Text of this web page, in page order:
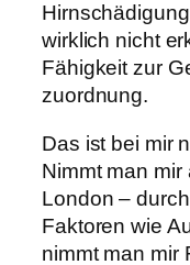
wirklich nicht
Fähigkeit zur
zuordnung.
Das ist bei mir
Nimmt man mir
London –
Faktoren wie
nimmt man mir